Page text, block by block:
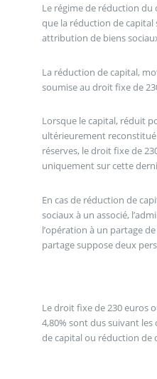
Le régime de réduction
que la réduction de capital
attribution de biens
La réduction de capital,
soumise au droit fixe de
Lorsque le capital, réduit
ultérieurement
réserves, le droit fixe de
uniquement sur cette
En cas de réduction de
sociaux à un associé,
l’opération à un partage
partage suppose deux
Le droit fixe de 230 euros
4,80% sont dus suivant les
de capital ou réduction de